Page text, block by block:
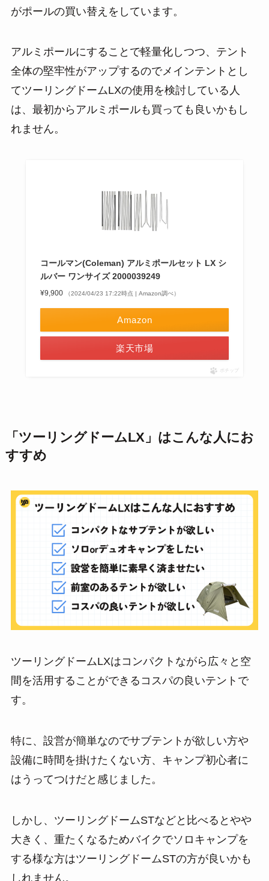
がポールの買い替えをしています。
アルミポールにすることで軽量化しつつ、テント
全体の堅牢性がアップするのでメインテントとし
てツーリングドームLXの使用を検討している人
は、最初からアルミポールも買っても良いかもし
れません。
コールマン(Coleman) アルミポールセット LX シ
ルバー ‎ワンサイズ 2000039249
¥9,900 （2024/04/23 17:22時点 | Amazon調べ）
Amazon
楽天市場
ポチップ
「ツーリングドームLX」はこんな人にお
すすめ
ツーリングドームLXはコンパクトながら広々と空
間を活用することができるコスパの良いテントで
す。
特に、設営が簡単なのでサブテントが欲しい方や
設備に時間を掛けたくない方、キャンプ初心者に
はうってつけだと感じました。
しかし、ツーリングドームSTなどと比べるとやや
大きく、重たくなるためバイクでソロキャンプを
する様な方はツーリングドームSTの方が良いかも
しれません。